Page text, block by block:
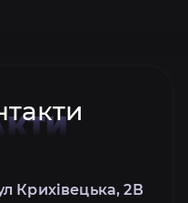
Крихівецька, 2В